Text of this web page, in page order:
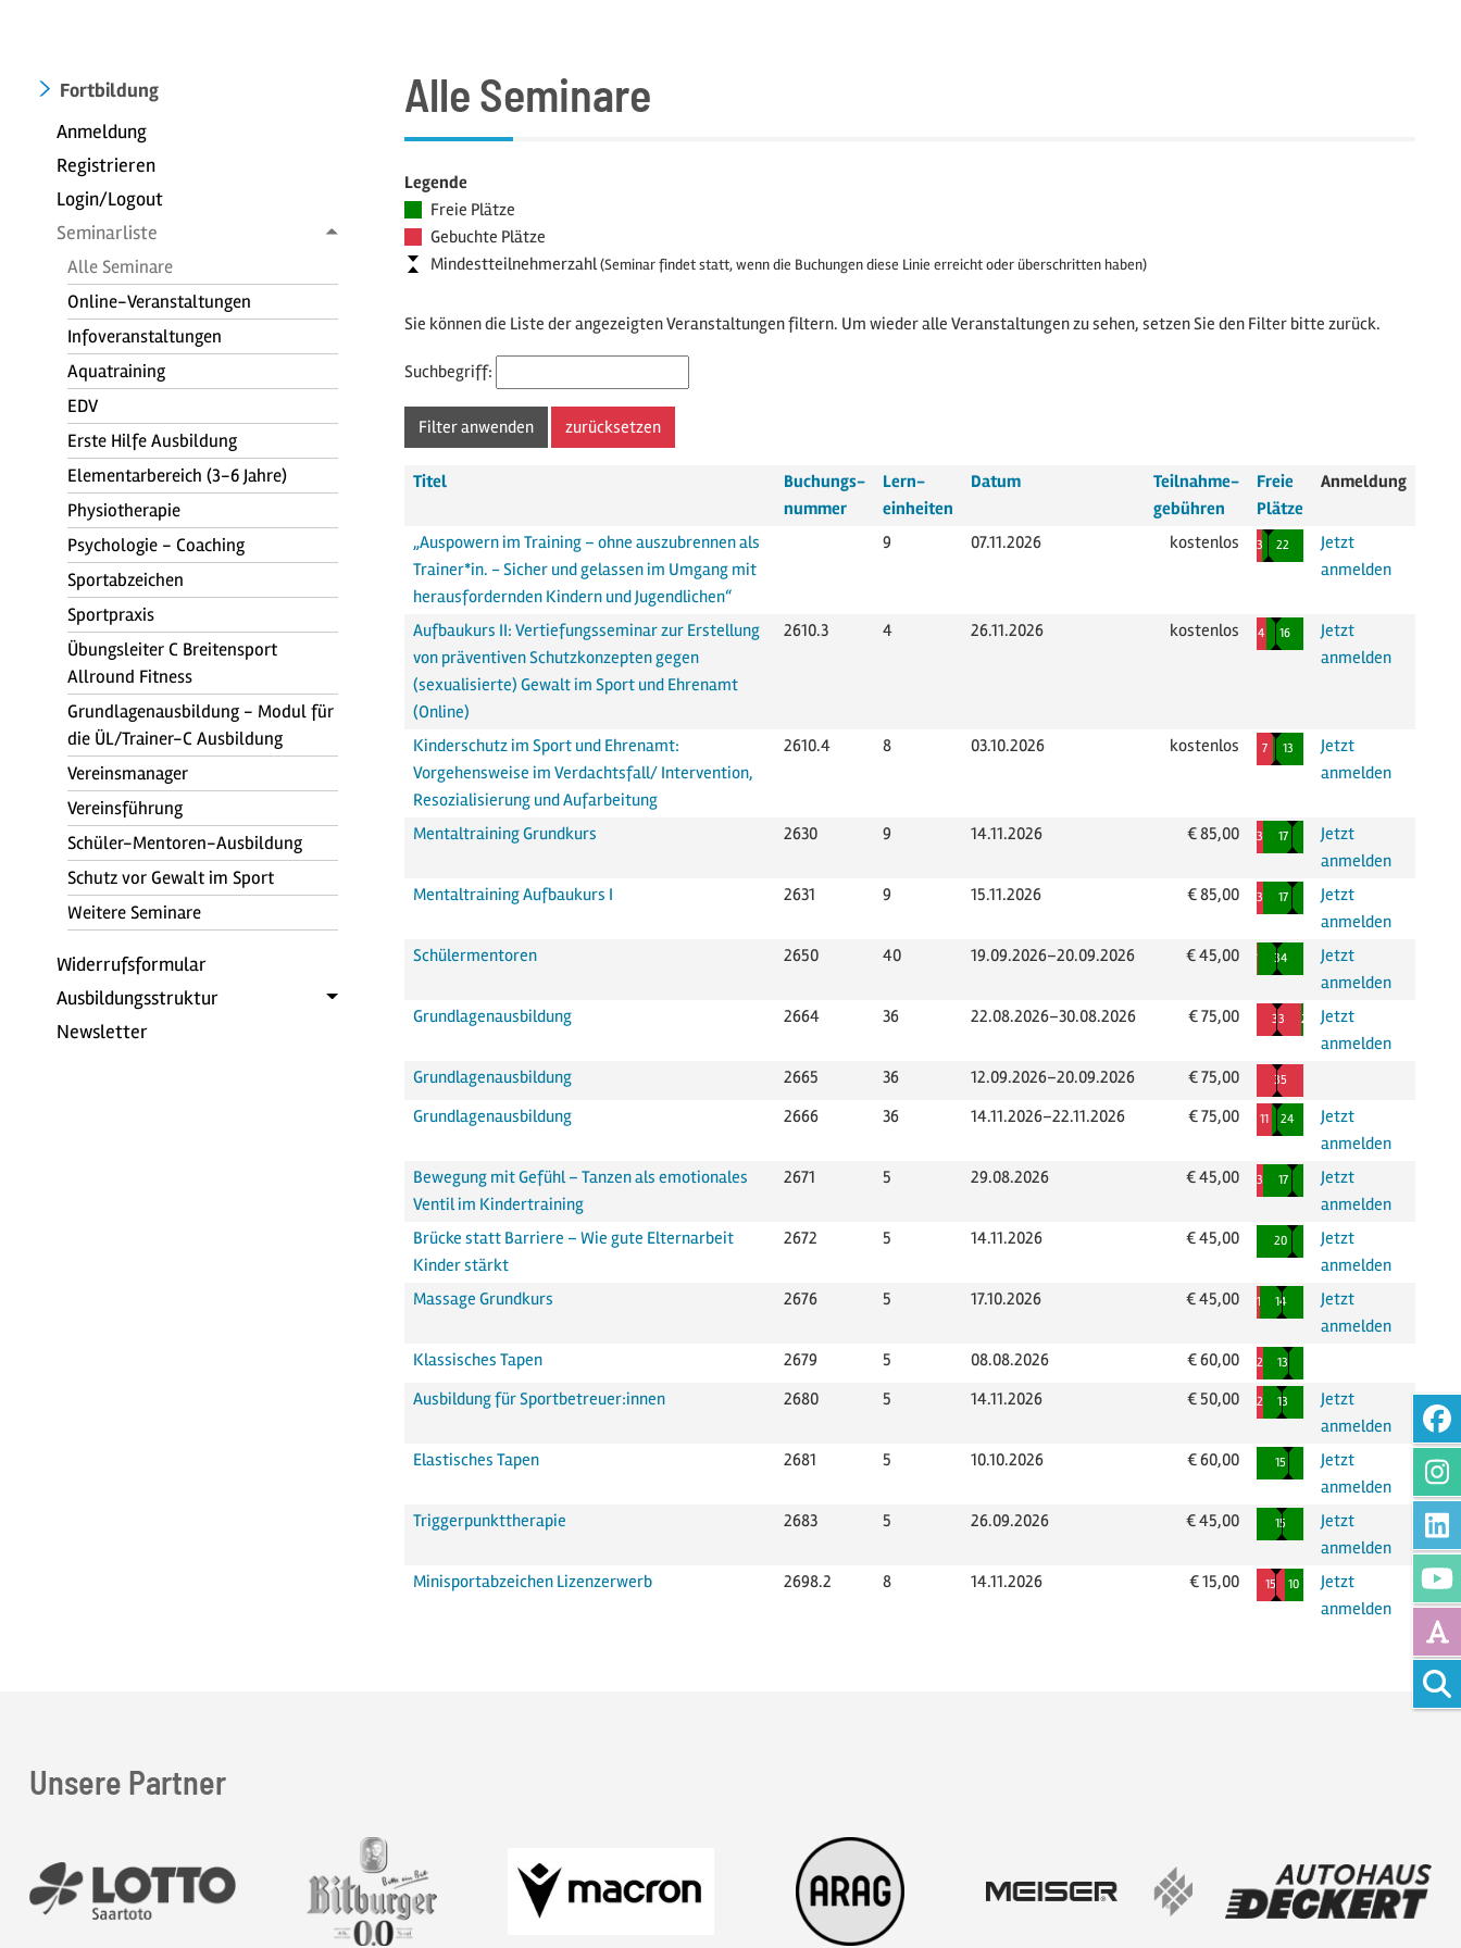
Fortbildung
Anmeldung
Registrieren
Login/Logout
Seminarliste
Alle Seminare
Online-Veranstaltungen
Infoveranstaltungen
Aquatraining
EDV
Erste Hilfe Ausbildung
Elementarbereich (3-6 Jahre)
Physiotherapie
Psychologie - Coaching
Sportabzeichen
Sportpraxis
Übungsleiter C Breitensport
Allround Fitness
Grundlagenausbildung - Modul für
die ÜL/Trainer-C Ausbildung
Vereinsmanager
Vereinsführung
Schüler-Mentoren-Ausbildung
Schutz vor Gewalt im Sport
Weitere Seminare
Widerrufsformular
Ausbildungsstruktur
Newsletter
Alle Seminare
Legende
Freie Plätze
Gebuchte Plätze
Mindestteilnehmerzahl(Seminar findet statt, wenn die Buchungen diese Linie erreicht oder überschritten haben)
Sie können die Liste der angezeigten Veranstaltungen filtern. Um wieder alle Veranstaltungen zu sehen, setzen Sie den Filter bitte zurück.
Suchbegriff:
Titel
Buchungs­
nummer
Lern­
einheiten
Datum
Teilnahme­
gebühren
Freie
Plätze
Anmeldung
„Auspowern im Training – ohne auszubrennen als
Trainer*in. - Sicher und gelassen im Umgang mit
herausfordernden Kindern und Jugendlichen“
9 07.11.2026 kostenlos 3 belegte Plätze
22 freie Plätze
noch mindestens 3 weitere
Jetzt
anmelden
Aufbaukurs II: Vertiefungsseminar zur Erstellung
von präventiven Schutzkonzepten gegen
(sexualisierte) Gewalt im Sport und Ehrenamt
(Online)
2610.3 4 26.11.2026 kostenlos 4belegte Plätze
16freie Plätze
noch mindestens 4 weitere
Jetzt
anmelden
Kinderschutz im Sport und Ehrenamt:
Vorgehensweise im Verdachtsfall/ Intervention,
Resozialisierung und Aufarbeitung
2610.4 8 03.10.2026 kostenlos 7belegte Plätze
13 freie Plätze
noch mindestens 1 weitere
Jetzt
anmelden
Mentaltraining Grundkurs 2630 9 14.11.2026 € 85,00 3 belegte Plätze
17freie Plätze
noch mindestens 12 weitere
Jetzt
anmelden
Mentaltraining Aufbaukurs I
2631 9 15.11.2026 € 85,00 3 belegte Plätze
17freie Plätze
noch mindestens 12 weitere
Jetzt
anmelden
Schülermentoren
2650 40 19.09.2026–20.09.2026 € 45,00 1 belegte Plätze
34freie Plätze
noch mindestens 14 weitere
Jetzt
anmelden
Grundlagenausbildung
2664 36 22.08.2026–30.08.2026 € 75,00 33 belegte Plätze
2 freie Plätze
Die Mindestanzahl an
Jetzt
anmelden
Grundlagenausbildung
2665 36 12.09.2026–20.09.2026 € 75,00 35belegte Plätze
Die Mindestanzahl an
Grundlagenausbildung 2666 36 14.11.2026–22.11.2026 € 75,00 11belegte Plätze
24freie Plätze
noch mindestens 4 weitere
Jetzt
anmelden
Bewegung mit Gefühl – Tanzen als emotionales
Ventil im Kindertraining
2671 5 29.08.2026 € 45,00 3 belegte Plätze
17freie Plätze
noch mindestens 12 weitere
Jetzt
anmelden
Brücke statt Barriere – Wie gute Elternarbeit
Kinder stärkt
2672 5 14.11.2026 € 45,00 20freie Plätze
noch mindestens 15 weitere
Jetzt
anmelden
Massage Grundkurs
2676 5 17.10.2026 € 45,00 1 belegte Plätze
14freie Plätze
noch mindestens 7 weitere
Jetzt
anmelden
Klassisches Tapen
2679 5 08.08.2026 € 60,00 2 belegte Plätze
13
Ausbildung für Sportbetreuer:innen 2680 5 14.11.2026 € 50,00 2 belegte Plätze
13 freie Plätze
noch mindestens 6 weitere
Jetzt
anmelden
Elastisches Tapen
2681 5 10.10.2026 € 60,00 15freie Plätze
noch mindestens 10 weitere
Jetzt
anmelden
Triggerpunkttherapie
2683 5 26.09.2026 € 45,00 15freie Plätze
noch mindestens 8 weitere
Jetzt
anmelden
Minisportabzeichen Lizenzerwerb
2698.2 8 14.11.2026 € 15,00 15belegte Plätze
10freie Plätze
Die Mindestanzahl an
Jetzt
anmelden
Unsere Partner